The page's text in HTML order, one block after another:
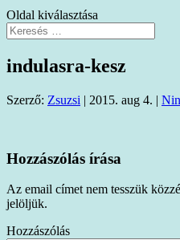
Oldal kiválasztása
indulasra-kesz
Szerző: Zsuzsi | 2015. aug 4. |
Hozzászólás írása
Az email címet nem tesszük
jelöljük.
Hozzászólás